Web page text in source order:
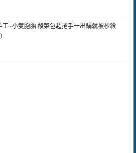
工~小雙胞胎.酸菜包超搶手一出鍋就被杪殺